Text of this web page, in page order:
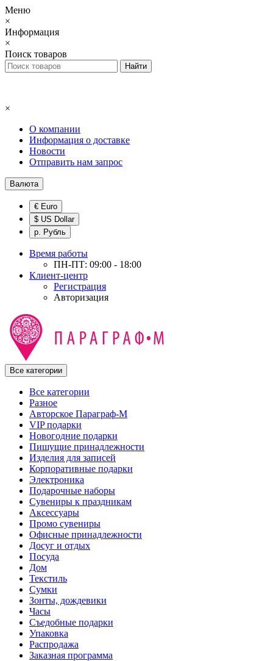
Меню
×
Информация
×
Поиск товаров
×
О компании
Информация о доставке
Новости
Отправить нам запрос
Валюта
€ Euro
$ US Dollar
р. Рубль
Время работы
ПН-ПТ: 09:00 - 18:00
Клиент-центр
Регистрация
Авторизация
Все категории
Все категории
Разное
Авторское Параграф-М
VIP подарки
Новогодние подарки
Пишущие принадлежности
Изделия для записей
Корпоративные подарки
Электроника
Подарочные наборы
Сувениры к праздникам
Аксессуары
Промо сувениры
Офисные принадлежности
Досуг и отдых
Посуда
Дом
Текстиль
Сумки
Зонты, дождевики
Часы
Съедобные подарки
Упаковка
Распродажа
Заказная программа